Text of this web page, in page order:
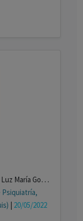
Rocío Sáez, Miguel Barberán Navalón, Luz María González Gualda , María Dolores Sánchez García, Rosa María Sánchez Bañón
| 20/05/2022